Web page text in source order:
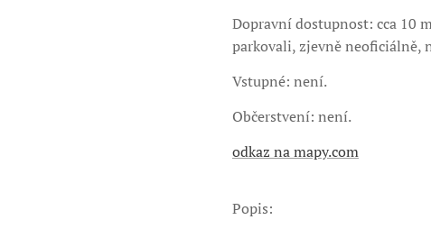
Dopravní dostupnost: cca 10
parkovali, zjevně neoficiálně,
Vstupné: není.
Občerstvení: není.
odkaz na mapy.com
Popis: